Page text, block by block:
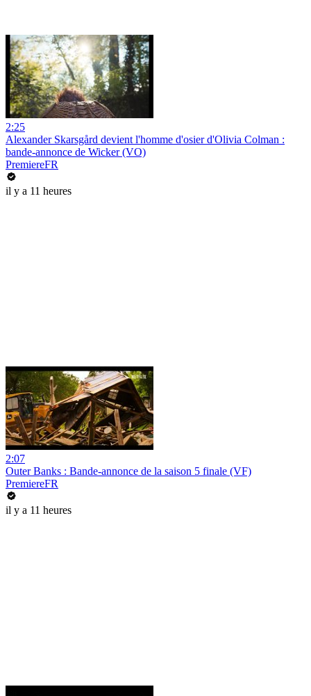
2:25
Alexander Skarsgård devient l'homme d'osier d'Olivia Colman :
bande-annonce de Wicker (VO)
PremiereFR
il y a 11 heures
2:07
Outer Banks : Bande-annonce de la saison 5 finale (VF)
PremiereFR
il y a 11 heures